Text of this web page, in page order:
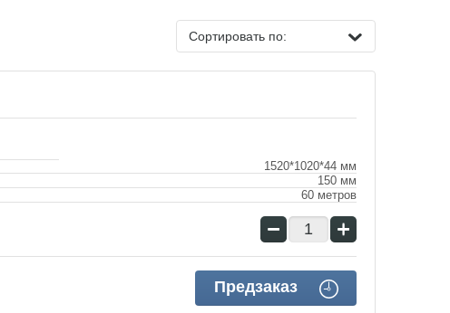
Сортировать по:
1520*1020*44 мм
150 мм
60 метров
− +
Предзаказ